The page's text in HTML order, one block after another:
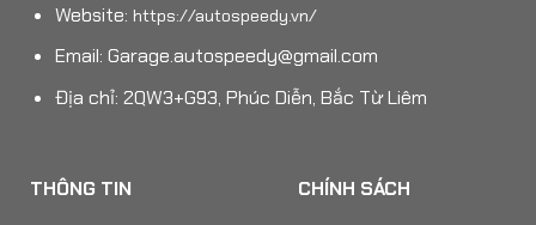
Website: https://autospeedy.vn/
Email: Garage.autospeedy@gmail.com
Địa chỉ: 2QW3+G93, Phúc Diễn, Bắc Từ Liêm
THÔNG TIN CHÍNH SÁCH